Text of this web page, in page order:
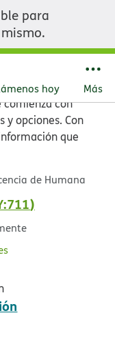
para
hoy​​ Más​​
de
comienza con
y opciones. Con
que
de Humana​​